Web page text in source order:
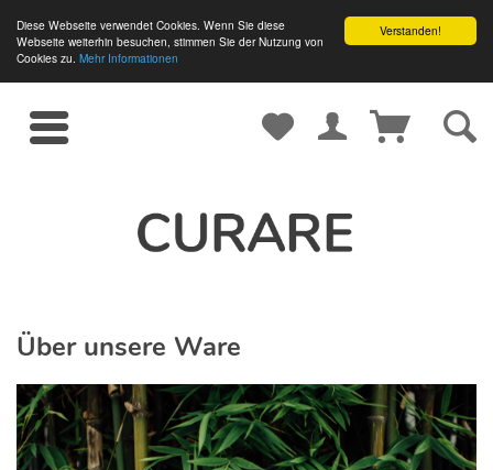
Verstanden!
Diese Webseite verwendet Cookies. Wenn Sie diese
Webseite weiterhin besuchen, stimmen Sie der Nutzung von
Cookies zu. Mehr Informationen
Über unsere Ware